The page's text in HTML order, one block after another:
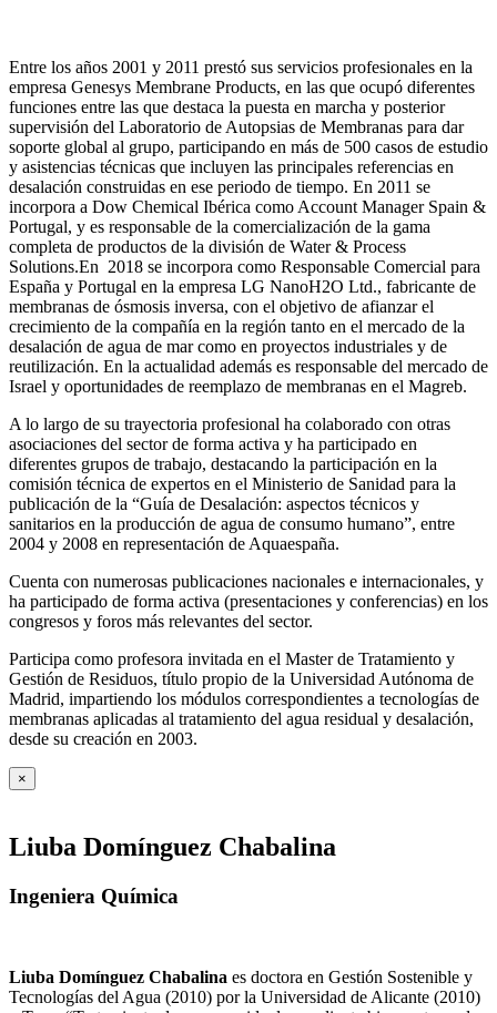
Entre los años 2001 y 2011 prestó sus servicios profesionales en la
empresa Genesys Membrane Products, en las que ocupó diferentes
funciones entre las que destaca la puesta en marcha y posterior
supervisión del Laboratorio de Autopsias de Membranas para dar
soporte global al grupo, participando en más de 500 casos de estudio
y asistencias técnicas que incluyen las principales referencias en
desalación construidas en ese periodo de tiempo. En 2011 se
incorpora a Dow Chemical Ibérica como Account Manager Spain &
Portugal, y es responsable de la comercialización de la gama
completa de productos de la división de Water & Process
Solutions.En 2018 se incorpora como Responsable Comercial para
España y Portugal en la empresa LG NanoH2O Ltd., fabricante de
membranas de ósmosis inversa, con el objetivo de afianzar el
crecimiento de la compañía en la región tanto en el mercado de la
desalación de agua de mar como en proyectos industriales y de
reutilización. En la actualidad además es responsable del mercado de
Israel y oportunidades de reemplazo de membranas en el Magreb.
A lo largo de su trayectoria profesional ha colaborado con otras
asociaciones del sector de forma activa y ha participado en
diferentes grupos de trabajo, destacando la participación en la
comisión técnica de expertos en el Ministerio de Sanidad para la
publicación de la “Guía de Desalación: aspectos técnicos y
sanitarios en la producción de agua de consumo humano”, entre
2004 y 2008 en representación de Aquaespaña.
Cuenta con numerosas publicaciones nacionales e internacionales, y
ha participado de forma activa (presentaciones y conferencias) en los
congresos y foros más relevantes del sector.
Participa como profesora invitada en el Master de Tratamiento y
Gestión de Residuos, título propio de la Universidad Autónoma de
Madrid, impartiendo los módulos correspondientes a tecnologías de
membranas aplicadas al tratamiento del agua residual y desalación,
desde su creación en 2003.
×
Liuba Domínguez Chabalina
Ingeniera Química
Liuba Domínguez Chabalina es doctora en Gestión Sostenible y
Tecnologías del Agua (2010) por la Universidad de Alicante (2010)